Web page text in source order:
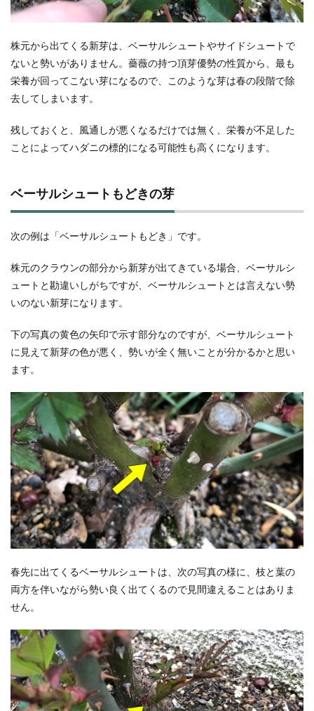
株元から出てくる新芽は、ベーサルシュートやサイドシュートで
ないと勢いがありません。薔薇の持つ頂芽優勢の性質から、最も
栄養が回ってこない芽になるので、このような芽は春の段階で除
去してしまいます。
残しておくと、風通しが悪くなるだけでは無く、栄養が不足した
ことによってハダニの標的になる可能性も高くになります。
ベーサルシュートもどきの芽
次の例は「ベーサルシュートもどき」です。
株元のクラウンの部分から新芽が出てきている場合、ベーサルシ
ュートと勘違いしがちですが、ベーサルシュートとは言えない勢
いのない新芽になります。
下の写真の黄色の矢印で示す部分なのですが、ベーサルシュート
に見えて新芽の色が悪く、勢いが全く無いことが分かるかと思い
ます。
春先に出てくるベーサルシュートは、次の写真の様に、枝と葉の
両方を伴いながら勢い良く出てくるので見間違えることはありま
せん。